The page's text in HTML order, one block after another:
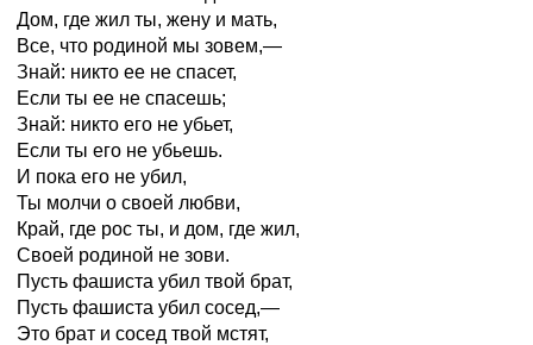
Дом, где жил ты, жену и мать,
Все, что родиной мы зовем,—
Знай: никто ее не спасет,
Если ты ее не спасешь;
Знай: никто его не убьет,
Если ты его не убьешь.
И пока его не убил,
Ты молчи о своей любви,
Край, где рос ты, и дом, где жил,
Своей родиной не зови.
Пусть фашиста убил твой брат,
Пусть фашиста убил сосед,—
Это брат и сосед твой мстят,